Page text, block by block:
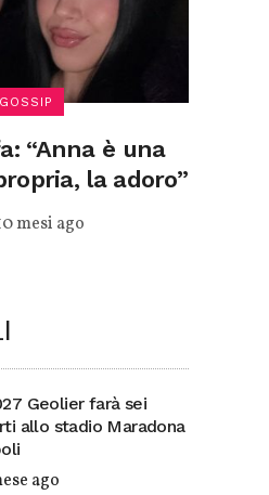
GOSSIP
“Anna è una
la adoro”
mesi ago
Geolier farà sei
allo stadio Maradona
ago